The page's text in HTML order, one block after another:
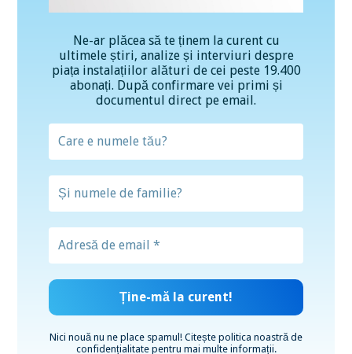
Ne-ar plăcea să te ținem la curent cu
ultimele știri, analize și interviuri despre
piața instalațiilor alături de cei peste 19.400
abonați. După confirmare vei primi și
documentul direct pe email.
Nici nouă nu ne place spamul! Citește politica noastră de
confidențialitatepentru mai multe informații.